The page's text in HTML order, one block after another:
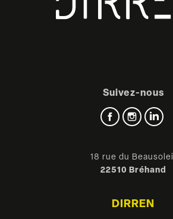
Suivez-nous
Facebook
18 rue du Beausoleil
22510 Bréhand
DIRREN